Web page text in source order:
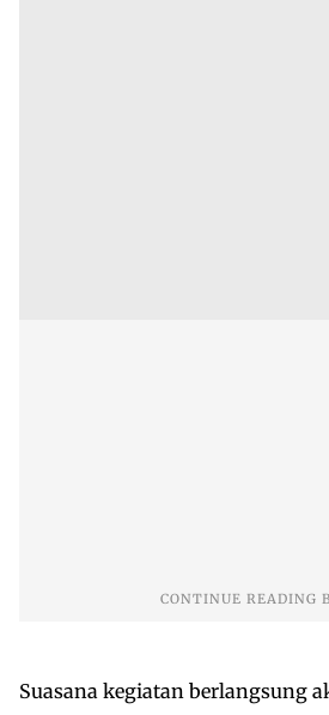
Suasana kegiatan berlangsung